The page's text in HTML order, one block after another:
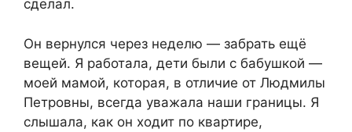
сделал.
Он вернулся через неделю — забрать ещё
вещей. Я работала, дети были с бабушкой —
моей мамой, которая, в отличие от Людмилы
Петровны, всегда уважала наши границы. Я
слышала, как он ходит по квартире,